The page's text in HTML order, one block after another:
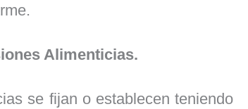
Alimenticias.
se fijan o establecen teniendo